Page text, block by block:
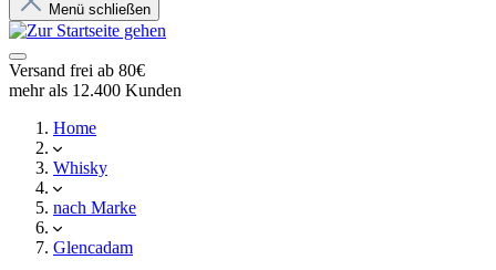
Menü schließen
Versand frei ab 80€
mehr als 12.400 Kunden
Home
Whisky
nach Marke
Glencadam